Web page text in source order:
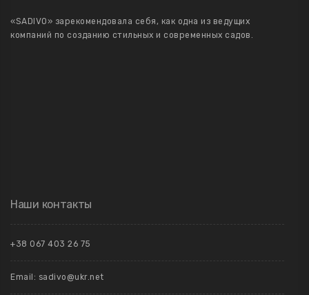
«SADIVO» зарекомендовала себя, как одна из ведущих
компаний по созданию стильных и современных садов.
Наши контакты
+38 067 403 26 75
Email: sadivo@ukr.net